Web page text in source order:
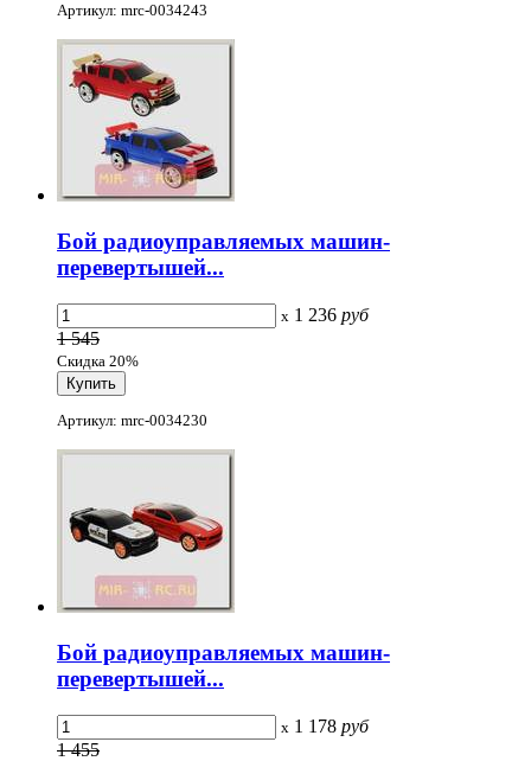
Артикул: mrc-0034243
Бой радиоуправляемых машин-
перевертышей...
x 1 236 руб
1 545
Скидка 20%
Артикул: mrc-0034230
Бой радиоуправляемых машин-
перевертышей...
x 1 178 руб
1 455